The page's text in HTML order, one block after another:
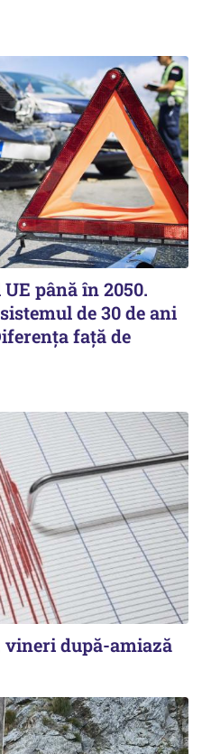
până în 2050.
de 30 de ani
faţă de
după-amiază